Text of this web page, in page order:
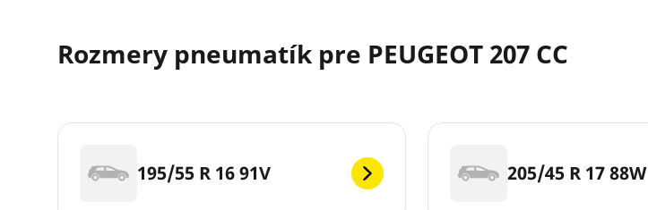
Rozmery pneumatík pre PEUGEOT 207 CC
195/55 R 16 91V 205/45 R 17 88W